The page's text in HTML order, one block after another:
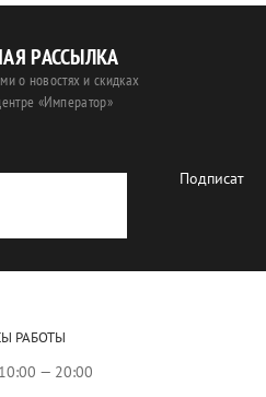
РАССЫЛКА
о новостях и скидках
«Император»
РАБОТЫ
— 20:00